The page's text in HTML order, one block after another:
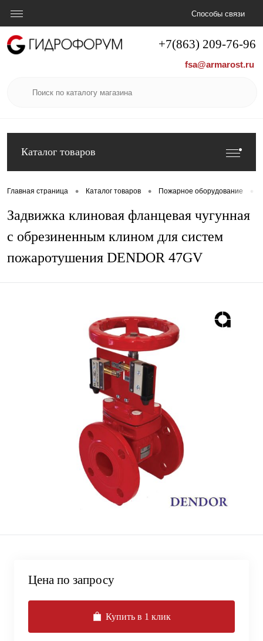
+7(863) 209-76-96
fsa@armarost.ru
Способы связи
Каталог товаров
Главная страница • Каталог товаров • Пожарное оборудование
Задвижка клиновая фланцевая чугунная
с обрезиненным клином для систем
пожаротушения DENDOR 47GV
Цена по запросу
Купить в 1 клик